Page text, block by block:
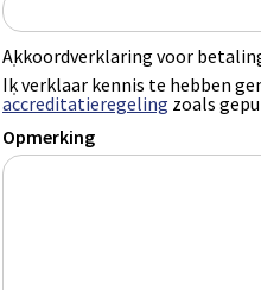
Akkoordverklaring voor
Ik verklaar kennis te hebben
accreditatieregeling zoals
Opmerking